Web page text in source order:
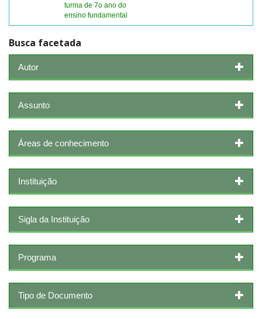
turma de 7o ano do
ensino fundamental
Busca facetada
Autor
Assunto
Áreas de conhecimento
Instituição
Sigla da Instituição
Programa
Tipo de Documento